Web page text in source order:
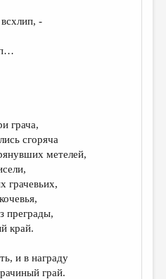
-
грача,
сгоряча
метелей,
грачевьих,
преграды,
край.
и в награду
грай.